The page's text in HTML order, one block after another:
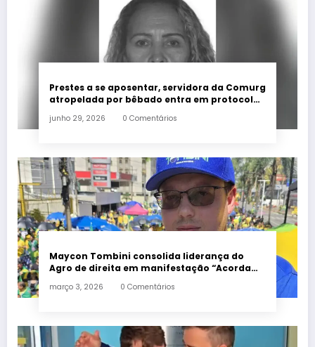
Prestes a se aposentar, servidora da Comurg
atropelada por bêbado entra em protocolo
junho 29, 2026 0 Comentários
Maycon Tombini consolida liderança do
Agro de direita em manifestação “Acorda
março 3, 2026 0 Comentários